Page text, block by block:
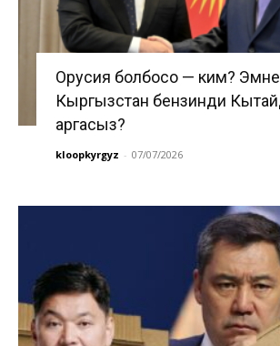
Орусия болбосо — ким?
Кыргызстан бензинди
аргасыз?
kloopkyrgyz - 07/07/2026